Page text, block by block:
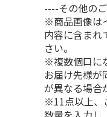
----その他の
※商品画像は
内容に含まれ
さい。
※複数個口に
お届け先様が
が異なる場合
※11点以上、